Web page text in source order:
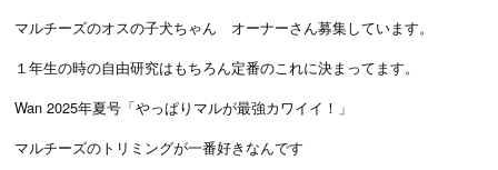
マルチーズのオスの子犬ちゃん オーナーさん募集しています。
１年生の時の自由研究はもちろん定番のこれに決まってます。
Wan 2025年夏号「やっぱりマルが最強カワイイ！」
マルチーズのトリミングが一番好きなんです